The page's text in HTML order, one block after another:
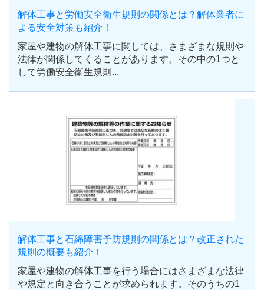
解体工事と労働安全衛生規則の関係とは？解体業者に
よる安全対策も紹介！
家屋や建物の解体工事に関しては、さまざまな規則や
法律が関係してくることがあります。その中の1つと
して労働安全衛生規則...
解体工事と石綿障害予防規則の関係とは？改正された
規則の概要も紹介！
家屋や建物の解体工事を行う場合にはさまざまな法律
や規定と向き合うことが求められます。そのうちの1